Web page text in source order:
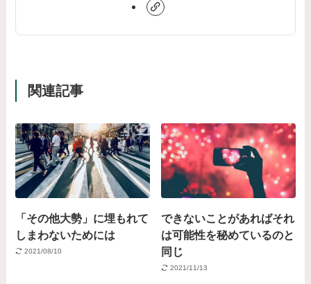
関連記事
「その他大勢」に埋もれて
しまわないためには
2021/08/10
できないことがあればそれ
は可能性を秘めているのと
同じ
2021/11/13